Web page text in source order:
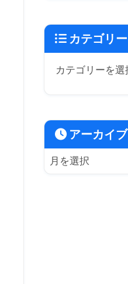
カテゴリー
アーカイブ